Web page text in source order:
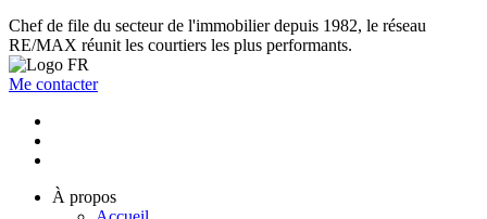
Chef de file du secteur de l'immobilier depuis 1982, le réseau
RE/MAX réunit les courtiers les plus performants.
Me contacter
À propos